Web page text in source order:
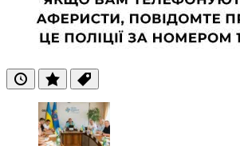
ОстанніПопулярні
Теги